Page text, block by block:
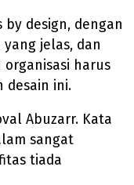
design, dengan
jelas, dan
organisasi harus
desain ini.
Abuzarr. Kata
sangat
tiada